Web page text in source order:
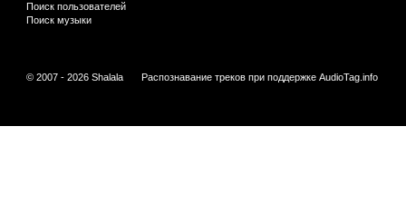
Поиск пользователей
Поиск музыки
© 2007 - 2026 Shalala Распознавание треков при поддержке AudioTag.info